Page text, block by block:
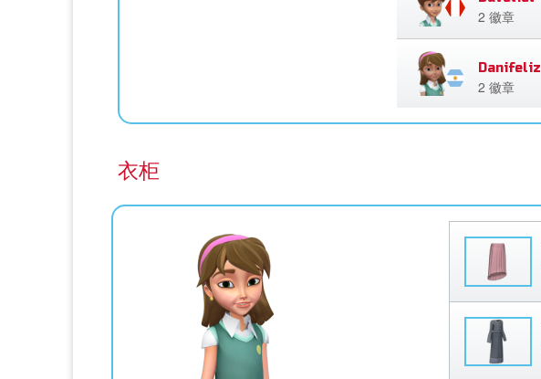
2 徽章
Danifeliz
2 徽章
衣柜